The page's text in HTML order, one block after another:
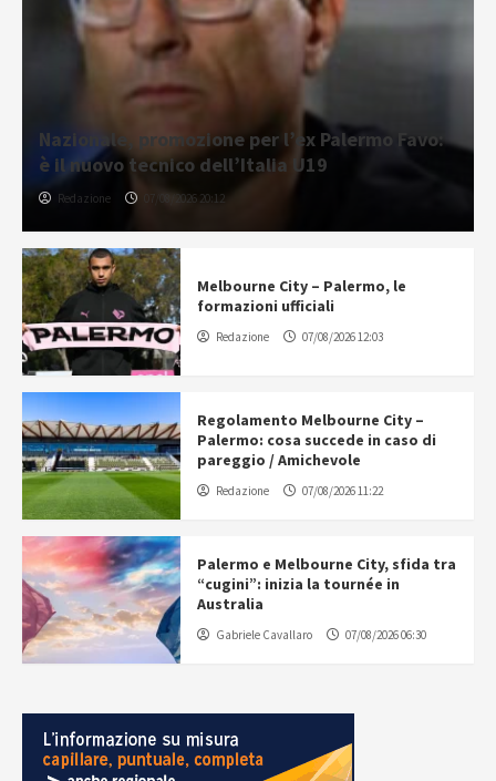
Nazionale, promozione per l’ex Palermo Favo:
è il nuovo tecnico dell’Italia U19
Redazione 07/08/2026 20:12
Melbourne City – Palermo, le
formazioni ufficiali
Redazione 07/08/2026 12:03
Regolamento Melbourne City –
Palermo: cosa succede in caso di
pareggio / Amichevole
Redazione 07/08/2026 11:22
Palermo e Melbourne City, sfida tra
“cugini”: inizia la tournée in
Australia
Gabriele Cavallaro 07/08/2026 06:30